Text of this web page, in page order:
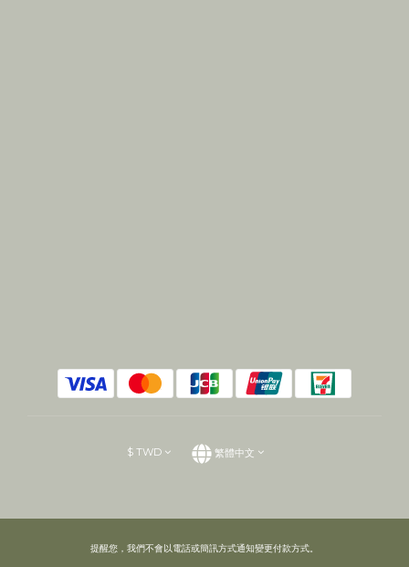
$ TWD 繁體中文
提醒您，我們不會以電話或簡訊方式通知變更付款方式。